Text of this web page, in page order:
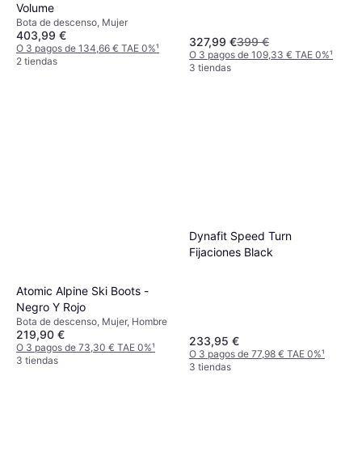
GW negro amarillo 164 Black
O 3 pagos de 114,04 € TAE 0%
2 tiendas
Volume
Bota de descenso, Mujer
403,99 €
O 3 pagos de 134,66 € TAE 0%¹
2 tiendas
327,99 €399 €
O 3 pagos de 109,33 € TAE 0%¹
3 tiendas
Atomic Alpine Ski Boots -
Negro Y Rojo
Bota de descenso, Mujer, Hombre
219,90 €
O 3 pagos de 73,30 € TAE 0%¹
3 tiendas
Dynafit Speed Turn
Fijaciones Black
233,95 €
O 3 pagos de 77,98 € TAE 0%¹
3 tiendas